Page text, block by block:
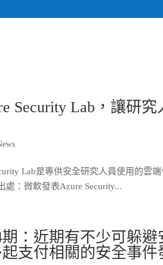
Security Lab，讓研
Lab是專供安全研究人員使用的雲
：微軟發表Azure Security...
：近期有不少可躲
支付相關的安全事件